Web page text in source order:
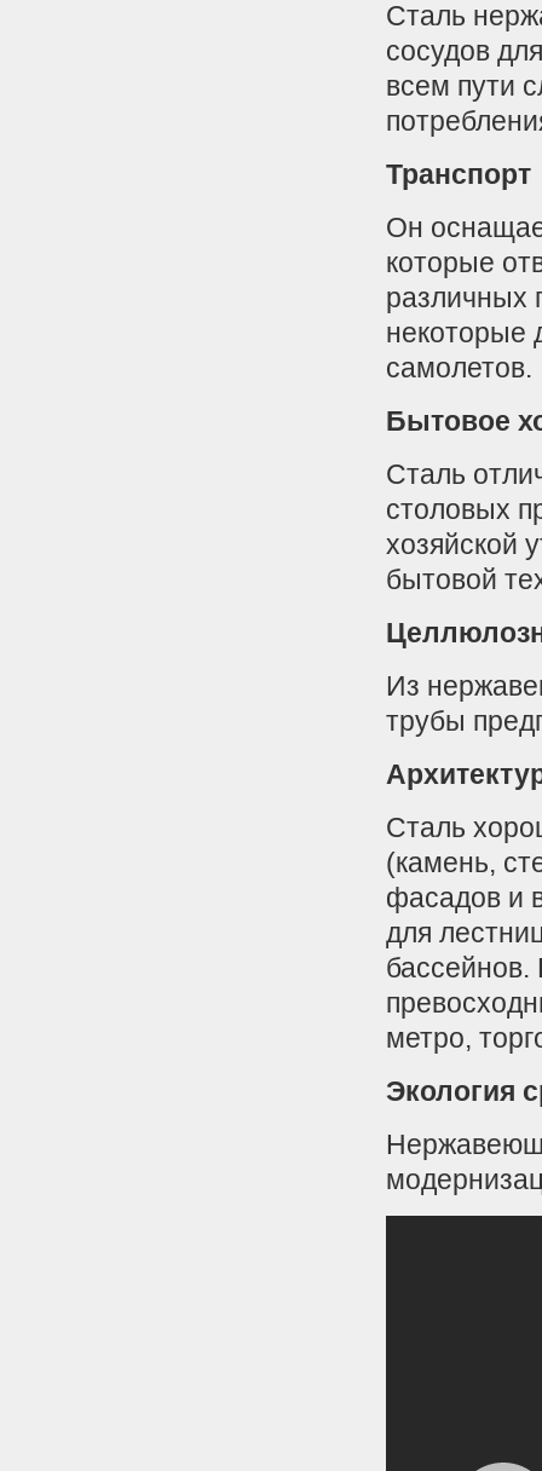
Сталь
сосудов
всем пути
Транспорт
Он
которые
различных
некоторые
самолетов.
Бытовое
Сталь
столовых
хозяйской
бытовой
Из
трубы
Сталь
(камень,
фасадов и
для
бассейнов.
метро,
Экология